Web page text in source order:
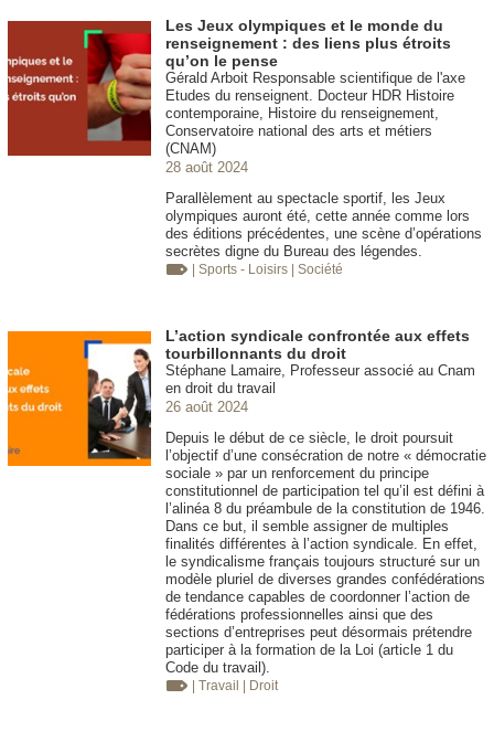
Les Jeux olympiques et le monde du
renseignement : des liens plus étroits
qu’on le pense
Gérald Arboit Responsable scientifique de l'axe
Etudes du renseignent. Docteur HDR Histoire
contemporaine, Histoire du renseignement,
Conservatoire national des arts et métiers
(CNAM)
28 août 2024
Parallèlement au spectacle sportif, les Jeux
olympiques auront été, cette année comme lors
des éditions précédentes, une scène d’opérations
secrètes digne du Bureau des légendes.
| Sports - Loisirs | Société
L’action syndicale confrontée aux effets
tourbillonnants du droit
Stéphane Lamaire, Professeur associé au Cnam
en droit du travail
26 août 2024
Depuis le début de ce siècle, le droit poursuit
l’objectif d’une consécration de notre « démocratie
sociale » par un renforcement du principe
constitutionnel de participation tel qu’il est défini à
l’alinéa 8 du préambule de la constitution de 1946.
Dans ce but, il semble assigner de multiples
finalités différentes à l’action syndicale. En effet,
le syndicalisme français toujours structuré sur un
modèle pluriel de diverses grandes confédérations
de tendance capables de coordonner l’action de
fédérations professionnelles ainsi que des
sections d’entreprises peut désormais prétendre
participer à la formation de la Loi (article 1 du
Code du travail).
| Travail | Droit